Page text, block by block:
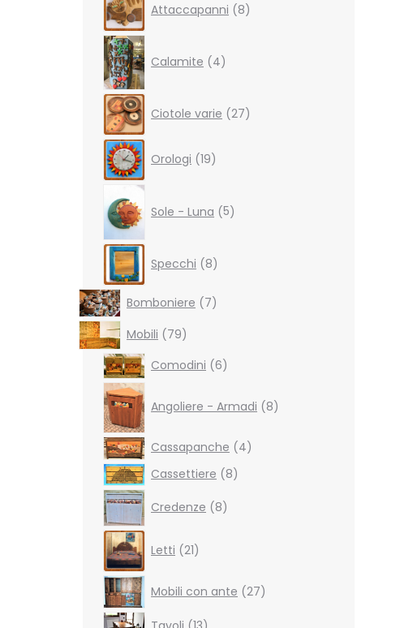
Attaccapanni 8products
Calamite 4products
Ciotole varie 27products
Orologi 19products
Sole - Luna 5products
Specchi 8products
Bomboniere 77
products
Mobili
7979
products
Comodini 66
Angoliere - Armadi
8products
Cassapanche 44
Cassettiere
88
Credenze
8
8
products
Letti 21products
Mobili con ante 27
27
products
13